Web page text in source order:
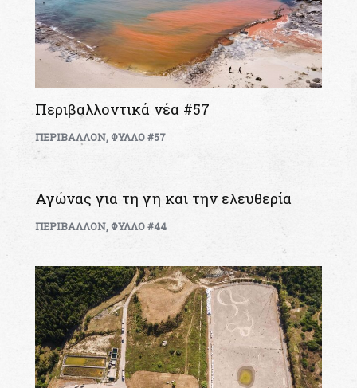
Περιβαλλοντικά νέα #57
ΠΕΡΙΒΑΛΛΟΝ, ΦΥΛΛΟ #57
Αγώνας για τη γη και την ελευθερία
ΠΕΡΙΒΑΛΛΟΝ,ΦΥΛΛΟ #44